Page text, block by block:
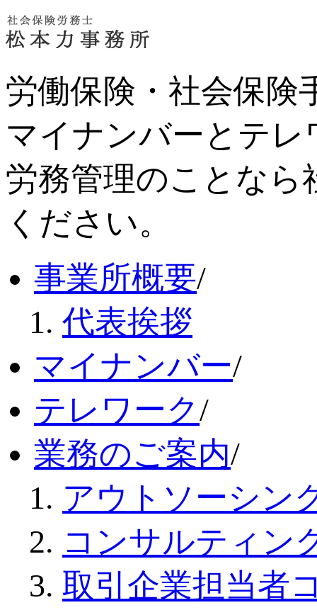
労働保険・社会保険
マイナンバーとテ
労務管理のことなら
ください。
事業所概要/
代表挨拶
マイナンバー/
テレワーク/
業務のご案内/
アウトソーシン
コンサルティン
取引企業担当者